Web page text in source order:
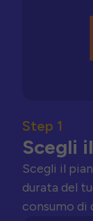
Step 1
Scegli
Scegli il
durata del
consumo di